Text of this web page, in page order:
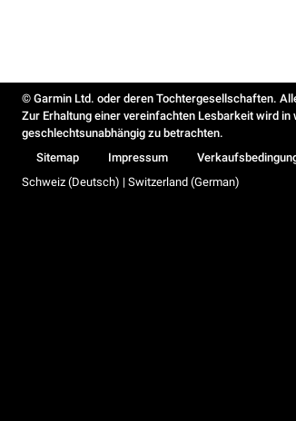
© Garmin Ltd. oder deren Tochtergesellschaften.
Zur Erhaltung einer vereinfachten Lesbarkeit wird
geschlechtsunabhängig zu betrachten.
Sitemap
Impressum
Schweiz (Deutsch) | Switzerland (German)